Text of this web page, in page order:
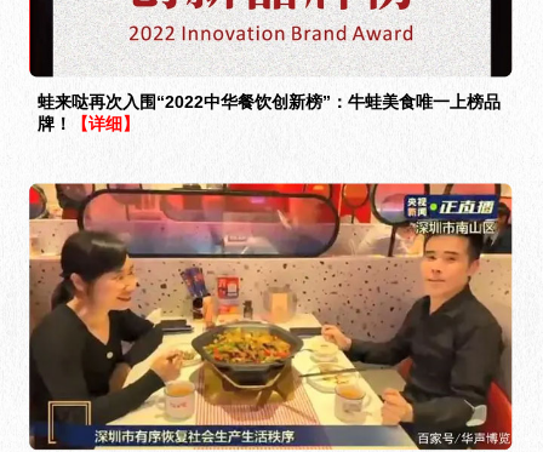
蛙来哒再次入围“2022中华餐饮创新榜”：牛蛙美食唯一上榜品
牌！
【详细】